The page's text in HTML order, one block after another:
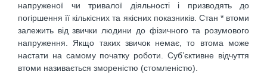
напруженої чи тривалої діяльності і призводять до
погіршення її кількісних та якісних показників. Стан * втоми
залежить від звички людини до фізичного та розумового
напруження. Якщо таких звичок немає, то втома може
настати на самому початку роботи. Суб’єктивне відчуття
втоми називається змореністю (стомленістю).